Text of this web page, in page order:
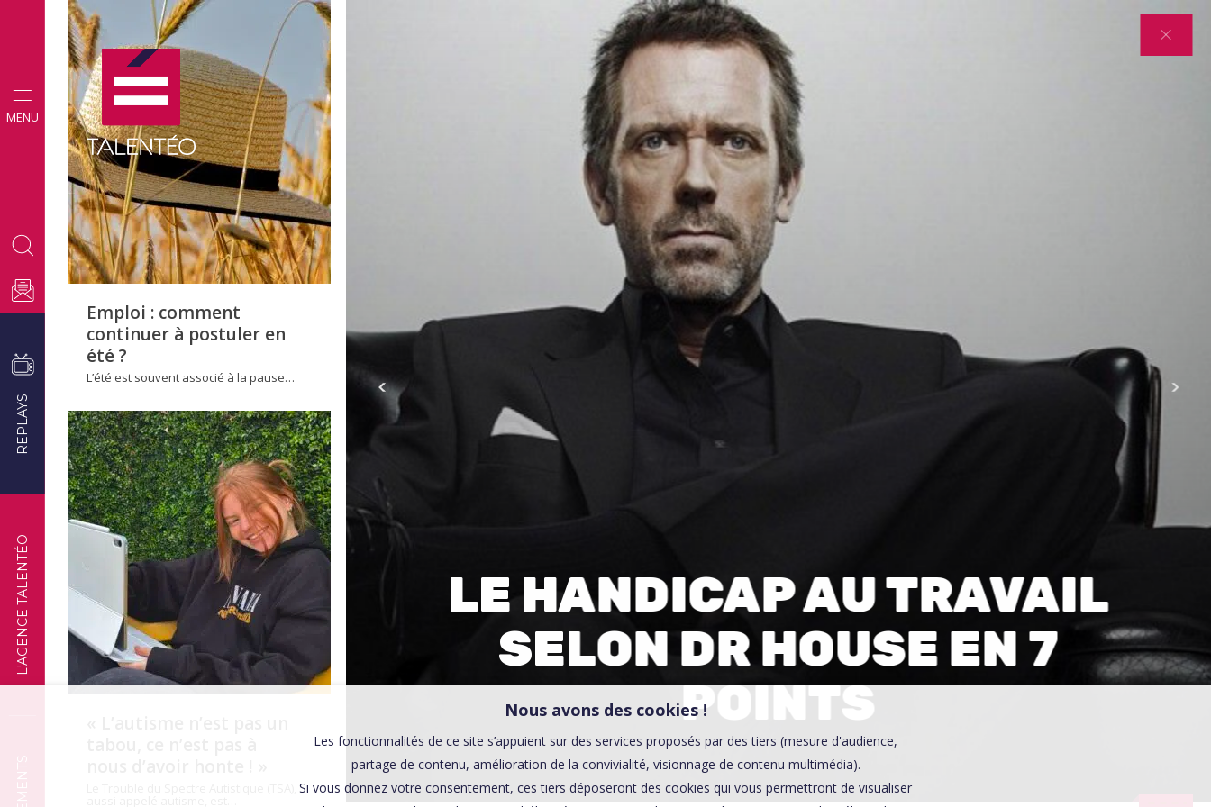
MENU
L'AGENCE TALENTÉO
REPLAYS
CONSEILS
EMPLOI
Emploi : comment
continuer à postuler en
été ?
L’été est souvent associé à la pause…
TÉMOIGNAGES
LE HANDICAP AU TRAVAIL
SELON DR HOUSE EN 7
POINTS
Nous avons des cookies !
Les fonctionnalités de ce site s’appuient sur des services proposés par des tiers (mesure d'audience,
partage de contenu, amélioration de la convivialité, visionnage de contenu multimédia).
Si vous donnez votre consentement, ces tiers déposeront des cookies qui vous permettront de visualiser